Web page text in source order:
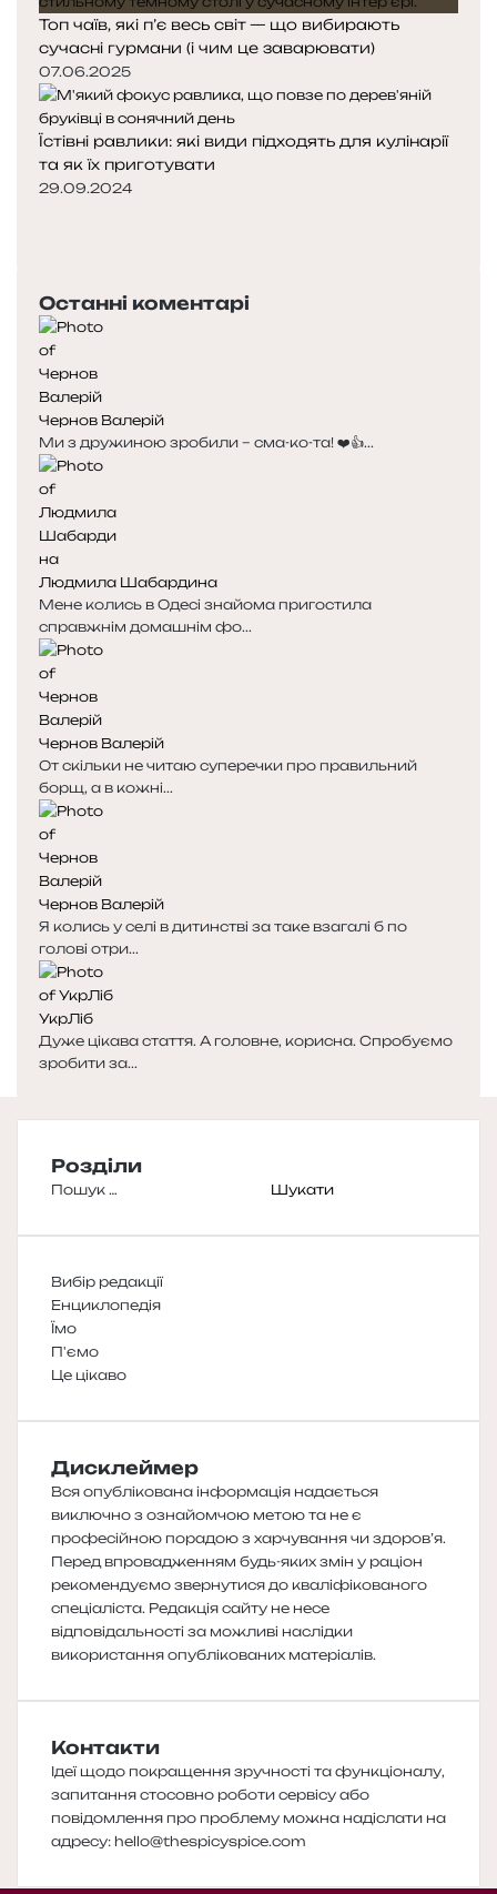
Топ чаїв, які п’є весь світ — що вибирають
сучасні гурмани (і чим це заварювати)
07.06.2025
Їстівні равлики: які види підходять для кулінарії
та як їх приготувати
29.09.2024
р
е
д
н
я
с
т
о
р
і
н
к
а
т
у
п
н
а
с
т
о
р
і
н
к
а
Останні коментарі
Чернов Валерій
Ми з дружиною зробили – сма-ко-та! ❤️👍...
Людмила Шабардина
Мене колись в Одесі знайома пригостила
справжнім домашнім фо...
Чернов Валерій
От скільки не читаю суперечки про правильний
борщ, а в кожні...
Чернов Валерій
Я колись у селі в дитинстві за таке взагалі б по
голові отри...
УкрЛіб
Дуже цікава стаття. А головне, корисна. Спробуємо
зробити за...
Розділи
Пошук:
Вибір редакції
Енциклопедія
Їмо
П'ємо
Це цікаво
Дисклеймер
Вся опублікована інформація надається
виключно з ознайомчою метою та не є
професійною порадою з харчування чи здоров’я.
Перед впровадженням будь-яких змін у раціон
рекомендуємо звернутися до кваліфікованого
спеціаліста. Редакція сайту не несе
відповідальності за можливі наслідки
використання опублікованих матеріалів.
Контакти
Ідеї щодо покращення зручності та функціоналу,
запитання стосовно роботи сервісу або
повідомлення про проблему можна надіслати на
адресу: hello@thespicyspice.com